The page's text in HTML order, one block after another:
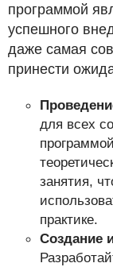
программой
успешного
даже самая
принести
для всех
занятия,
практике.
Создание